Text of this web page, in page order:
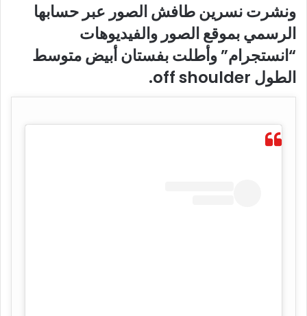
ونشرتنسرين طافشالصور عبر حسابها
الرسمي بموقع الصور والفيديوهات
“انستجرام” وأطلت بفستان أبيض متوسط
الطول off shoulder.